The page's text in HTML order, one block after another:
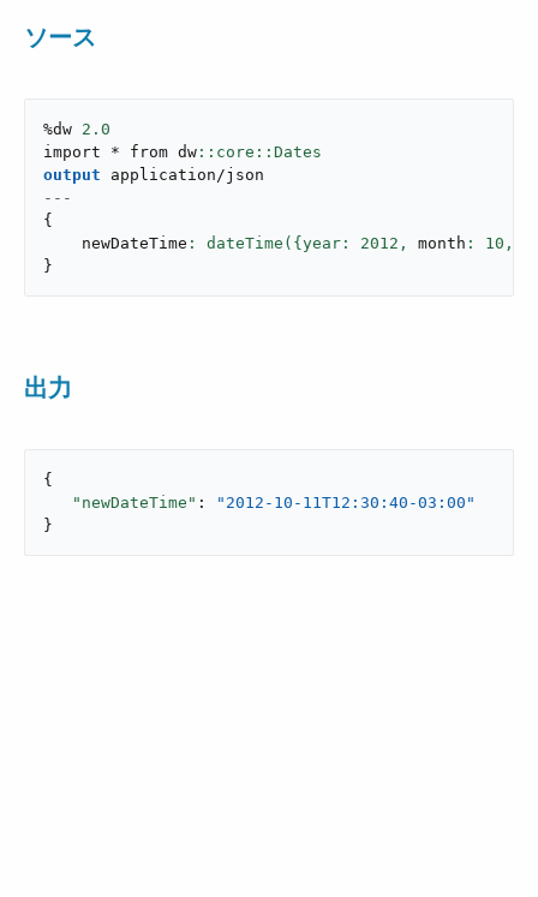
ソース
%dw 2.0
import * from dw
output
application/json
---
{
    newDateTime
: dateTime({year: 2012 , month : 10 ,
}
出力
{
"newDateTime" :
"2012-10-11T12:30:40-03:00"
}